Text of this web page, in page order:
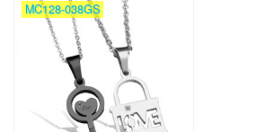
MC128-038GS